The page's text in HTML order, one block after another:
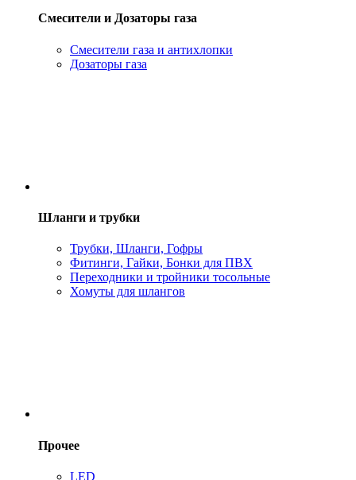
Смесители и Дозаторы газа
Смесители газа и антихлопки
Дозаторы газа
Шланги и трубки
Трубки, Шланги, Гофры
Фитинги, Гайки, Бонки для ПВХ
Переходники и тройники тосольные
Хомуты для шлангов
Прочее
LED